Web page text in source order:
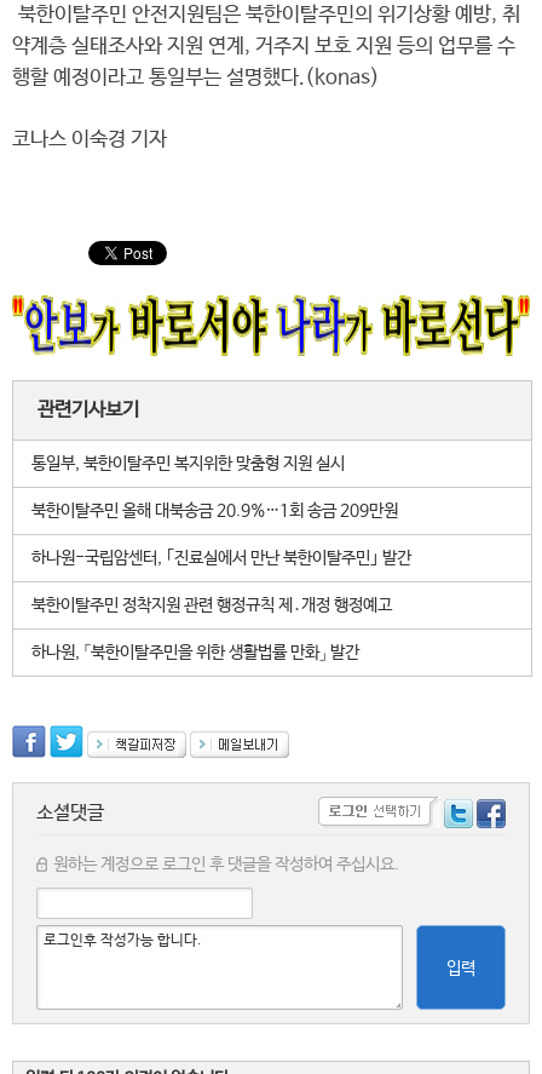
북한이탈주민 안전지원팀은 북한이탈주민의 위기상황 예방, 취
약계층 실태조사와 지원 연계, 거주지 보호 지원 등의 업무를 수
행할 예정이라고 통일부는 설명했다.(konas)
코나스 이숙경 기자
관련기사보기
통일부, 북한이탈주민 복지위한 맞춤형 지원 실시
북한이탈주민 올해 대북송금 20.9%…1회 송금 209만원
하나원-국립암센터, ｢진료실에서 만난 북한이탈주민｣ 발간
북한이탈주민 정착지원 관련 행정규칙 제․개정 행정예고
하나원, 「북한이탈주민을 위한 생활법률 만화」 발간
소셜댓글
원하는 계정으로 로그인 후 댓글을 작성하여 주십시요.
입력